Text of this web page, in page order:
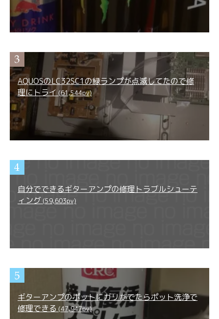
AQUOSのLC32SC1の緑ランプが点滅してたので修
理にトライ (61,544pv)
自分でできるギターアンプの修理トラブルシューテ
ィング (59,603pv)
ギターアンプのポットにガリがでたらポット洗浄で
修理できる (47,947pv)